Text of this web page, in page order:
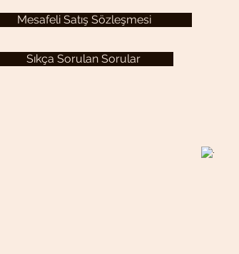
Sıkça Sorulan Sorular
Mesafeli Satış Sözleşmesi